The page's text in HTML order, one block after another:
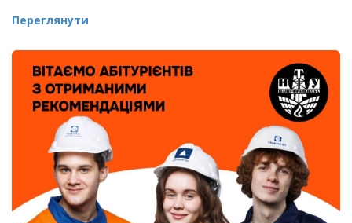
Переглянути